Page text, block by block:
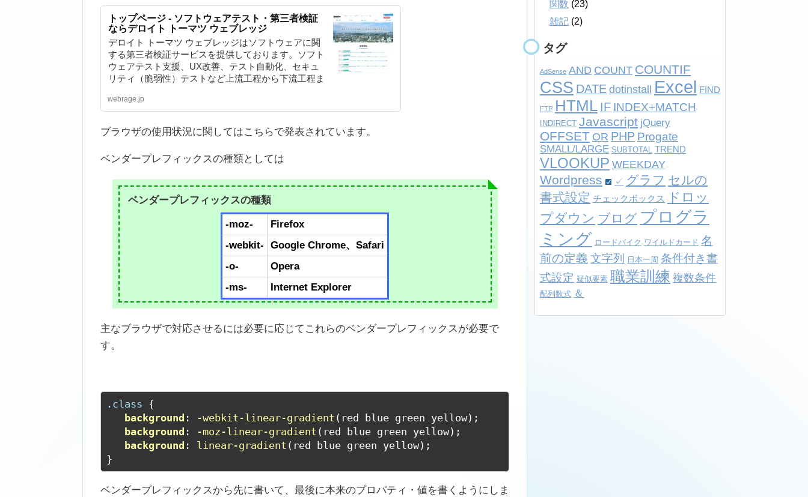
トップページ - ソフトウェアテスト・第三者検証
ならデロイト トーマツ ウェブレッジ
デロイト トーマツ ウェブレッジはソフトウェアに関
する第三者検証サービスを提供しております。ソフト
ウェアテスト支援、UX改善、テスト自動化、セキュ
リティ（脆弱性）テストなど上流工程から下流工程ま
webrage.jp
ブラウザの使用状況に関してはこちらで発表されています。
ベンダープレフィックスの種類としては
ベンダープレフィックスの種類
-moz-
Firefox
-webkit-
Google Chrome、Safari
-o-
Opera
-ms-
Internet Explorer
主なブラウザで対応させるには必要に応じてこれらのベンダープレフィックスが必要で
す。
.class {
background : -webkit-linear-gradient (red blue green yellow);
background : -moz-linear-gradient (red blue green yellow);
background : linear-gradient (red blue green yellow);
}
ベンダープレフィックスから先に書いて、最後に本来のプロパティ・値を書くようにしま
関数 (23)
雑記 (2)
タグ
AdSense AND COUNT COUNTIF
CSS DATE dotinstall Excel FIND
FTP HTML IF INDEX+MATCH
INDIRECT Javascript jQuery
OFFSET OR PHP Progate
SMALL/LARGE SUBTOTAL TREND
VLOOKUP WEEKDAY
Wordpress ✓ グラフ セルの
書式設定 チェックボックス
ドロッ
プダウン ブログ プログラ
ミング ロードバイク ワイルドカード 名
前の定義 文字列 日本一周 条件付き書
式設定 疑似要素 職業訓練 複数条件
配列数式 ＆